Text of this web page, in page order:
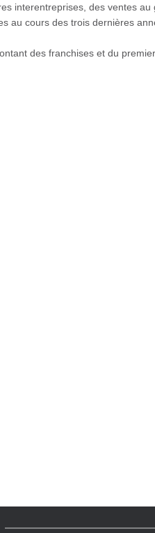
interentreprises, des ventes
au cours des trois dernières
des franchises et du